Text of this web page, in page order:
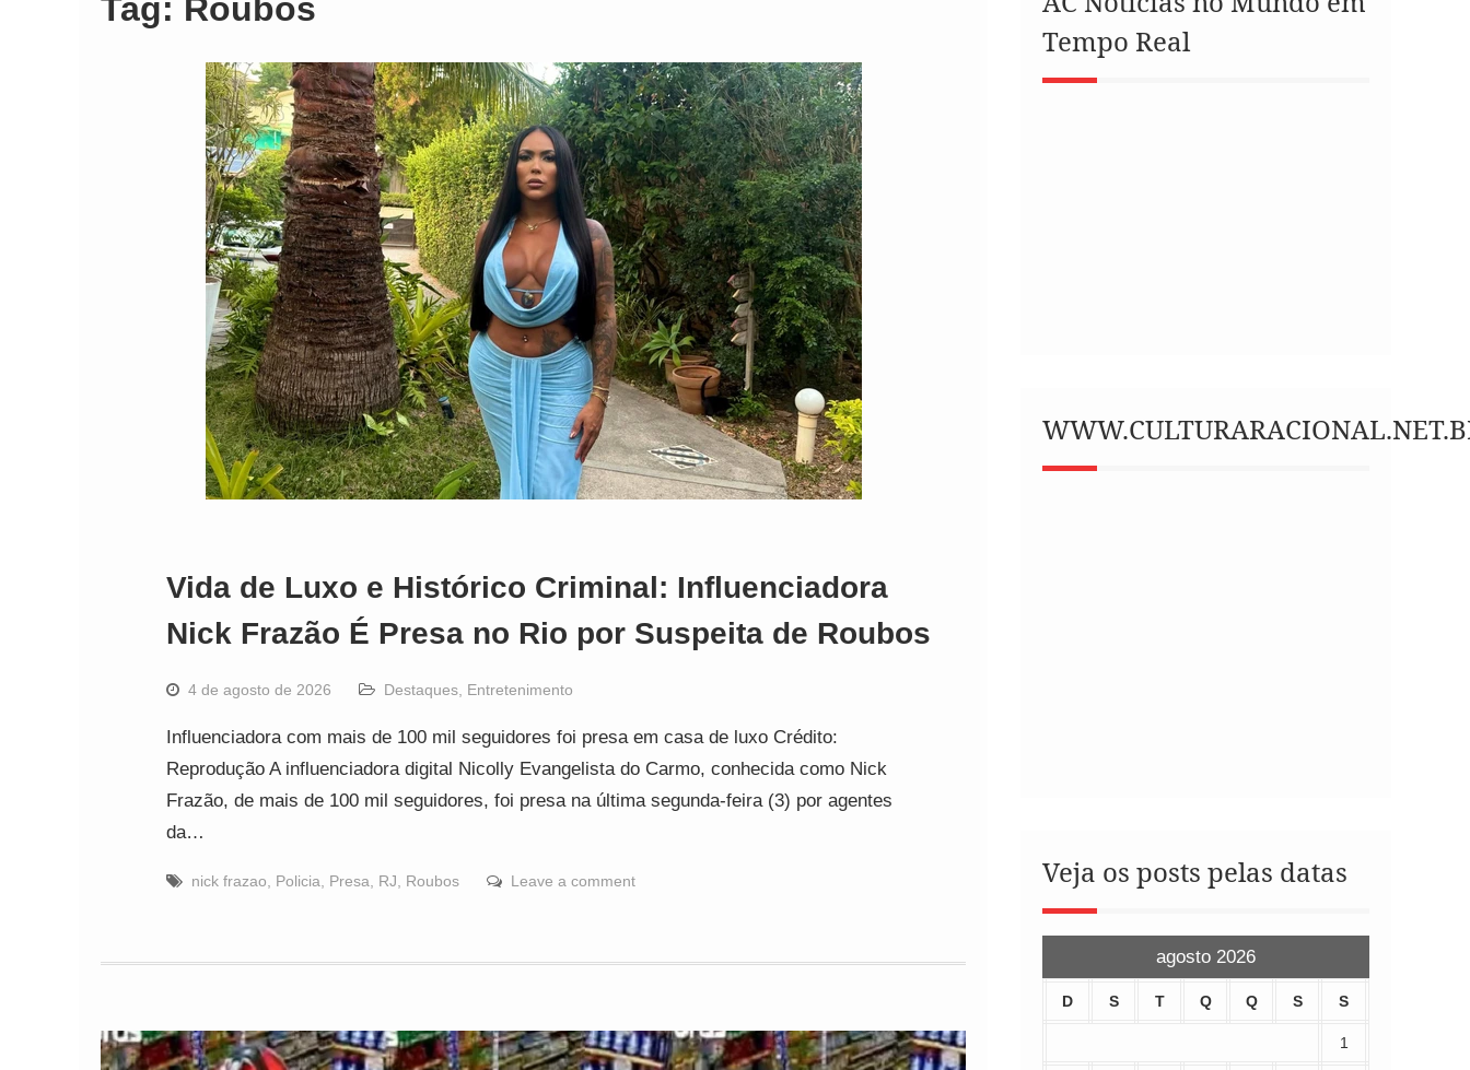
Tag: Roubos
Vida de Luxo e Histórico Criminal: Influenciadora
Nick Frazão É Presa no Rio por Suspeita de Roubos
4 de agosto de 2026 Destaques Entretenimento
Influenciadora com mais de 100 mil seguidores foi presa em casa de luxo Crédito:
Reprodução A influenciadora digital Nicolly Evangelista do Carmo, conhecida como Nick
Frazão, de mais de 100 mil seguidores, foi presa na última segunda-feira (3) por agentes
da…
nick frazao Policia Presa RJ Roubos Leave a comment
Tempo Real
Veja os posts pelas datas
agosto 2026
D S T Q Q S S
1